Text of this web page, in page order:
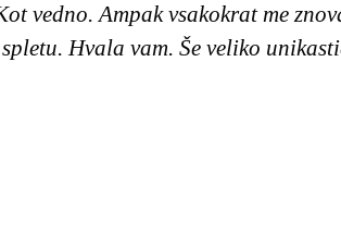
vedno. Ampak vsakokrat me
Hvala vam. Še veliko